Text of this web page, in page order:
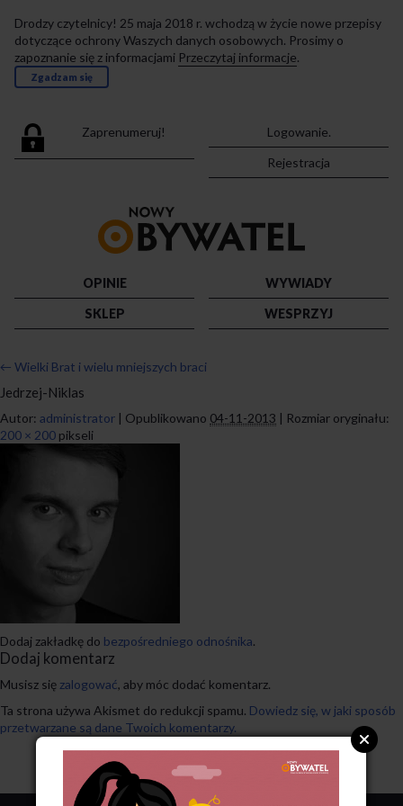
Drodzy czytelnicy! 25 maja 2018 r. wchodzą w życie nowe przepisy
dotyczące ochrony Waszych danych osobowych. Prosimy o
zapoznanie się z informacjami Przeczytaj informacje.
Zgadzam się
Zaprenumeruj!
Logowanie.
Rejestracja
strony
OPINIE
WYWIADY
SKLEP
WESPRZYJ
← Wielki Brat i wielu mniejszych braci
Jedrzej-Niklas
Autor: administrator | Opublikowano 04-11-2013 | Rozmiar oryginału:
200 × 200 pikseli
Dodaj zakładkę do bezpośredniego odnośnika.
Dodaj komentarz
Musisz się zalogować, aby móc dodać komentarz.
Ta strona używa Akismet do redukcji spamu. Dowiedz się, w jaki sposób
przetwarzane są dane Twoich komentarzy.